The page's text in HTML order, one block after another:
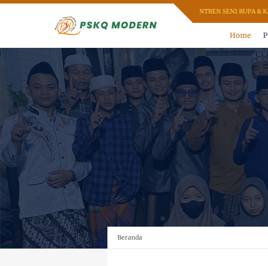
SELAMAT DATANG DI PESANTREN SENI RUPA &
Home
Beranda